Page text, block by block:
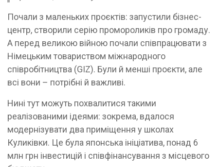
Почали з маленьких проєктів: запустили бізнес-
центр, створили серію промороликів про громаду.
А перед великою війною почали співпрацювати з
Німецьким товариством міжнародного
співробітництва (GIZ). Були й менші проєкти, але
всі вони – потрібні й важливі.
Нині тут можуть похвалитися такими
реалізованими ідеями: зокрема, вдалося
модернізувати два приміщення у школах
Куликівки. Це була японська ініціатива, понад 6
млн грн інвестицій і співфінансування з місцевого